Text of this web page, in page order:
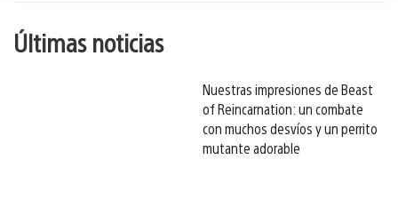
Últimas noticias
Nuestras impresiones de Beast
of Reincarnation: un combate
con muchos desvíos y un perrito
mutante adorable